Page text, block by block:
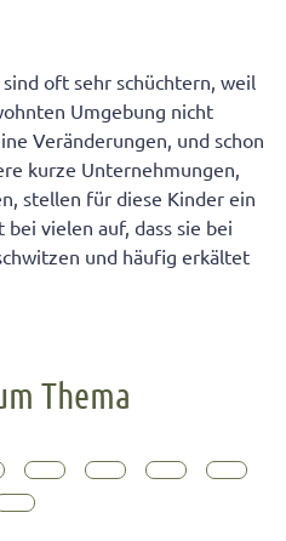
oft sehr schüchtern, weil
Umgebung nicht
Veränderungen, und schon
kurze Unternehmungen,
stellen für diese Kinder ein
vielen auf, dass sie bei
und häufig erkältet
Thema